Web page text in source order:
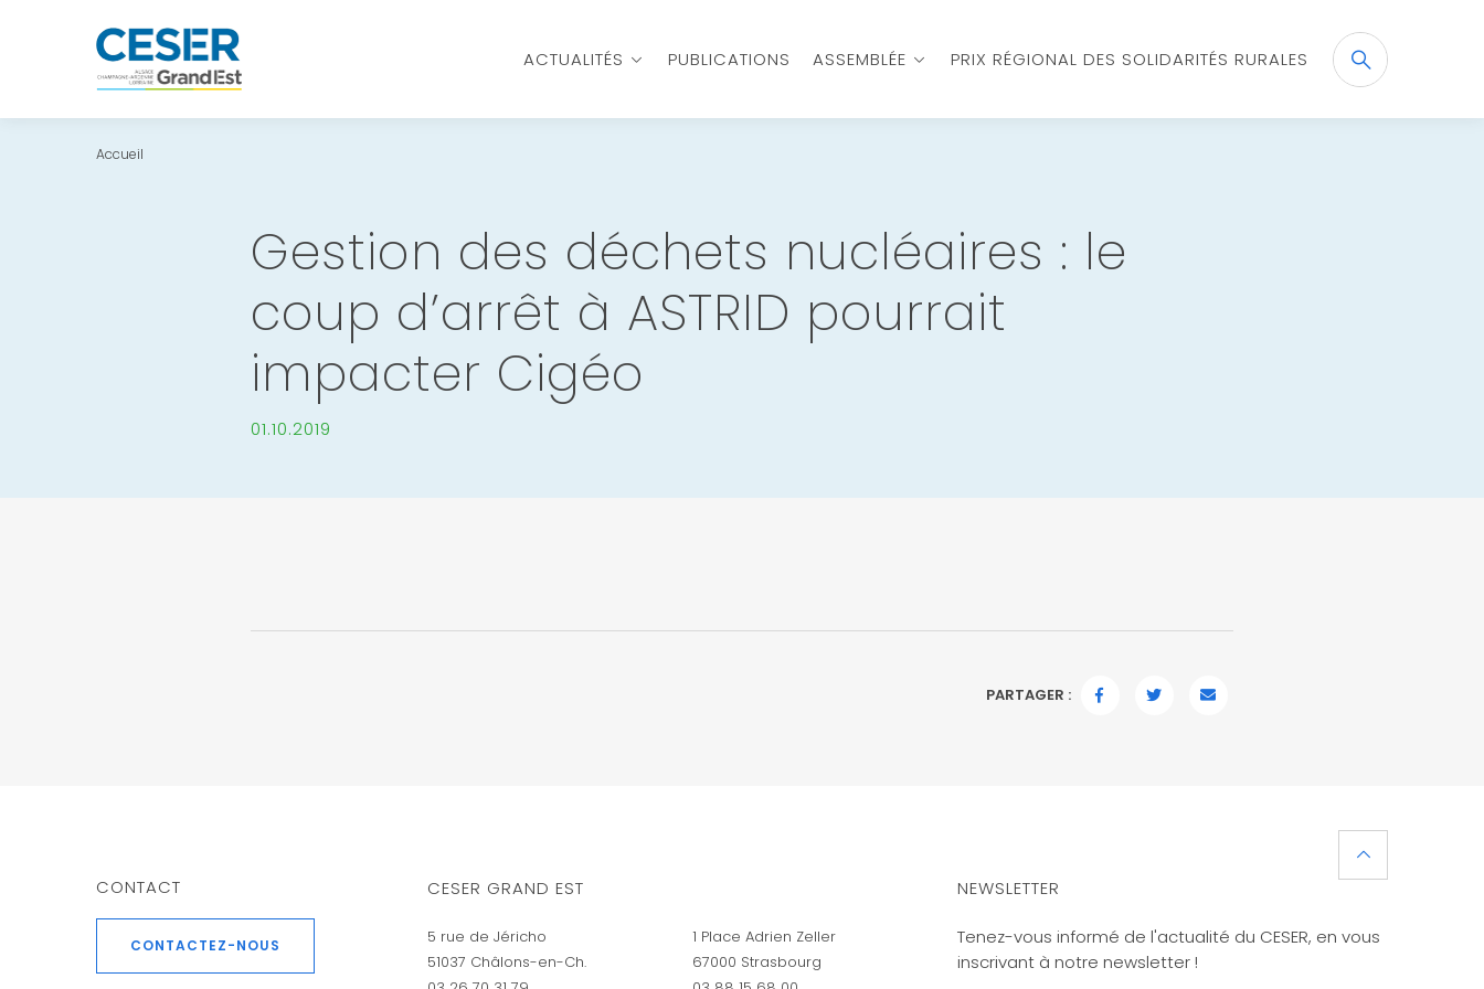
ACTUALITÉS PUBLICATIONS ASSEMBLÉE PRIX RÉGIONAL DES SOLIDARITÉS RURALESRecherche
OK
Accueil
Gestion des déchets nucléaires : le
coup d’arrêt à ASTRID pourrait
impacter Cigéo
01.10.2019
PARTAGER :
CONTACT
CONTACTEZ-NOUS
CESER GRAND EST
5 rue de Jéricho
51037 Châlons-en-Ch.
1 Place Adrien Zeller
67000 Strasbourg
NEWSLETTER
Tenez-vous informé de l'actualité du CESER, en vous
inscrivant à notre newsletter !